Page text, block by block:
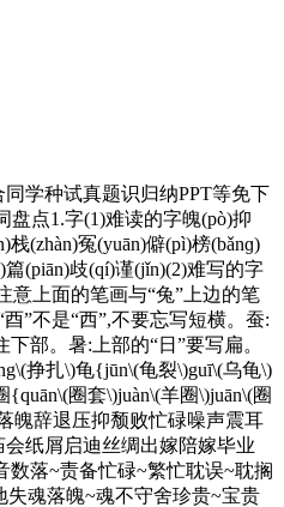
学种试真题识归纳PPT等免下
盘点1.字(1)难读的字魄(pò)抑
(zhàn)冤(yuān)僻(pì)榜(bǎnɡ)
篇(piān)歧(qí)谨(jǐn)(2)难写的字
意上面的笔画与“兔”上边的笔
”不是“西”,不要忘写短横。蚕:
部。暑:上部的“日”要写扁。
挣扎\)龟{jūn\(龟裂\)guī\(乌龟\)
圈套\)juàn\(羊圈\)juān\(圈
魄辞退压抑颓败忙碌噪声震耳
纸屑启迪丝绸出嫁陪嫁毕业
数落~责备忙碌~繁忙耽误~耽搁
魂落魄~魂不守舍珍贵~宝贵